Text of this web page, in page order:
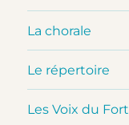
La chorale
Le répertoire
Les Voix du Fort